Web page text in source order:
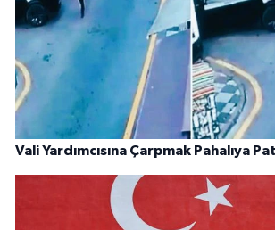
Vali Yardımcısına Çarpmak Pahalıya